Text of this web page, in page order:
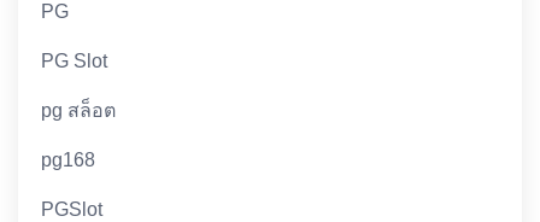
PG
PG Slot
pg สล็อต
pg168
PGSlot